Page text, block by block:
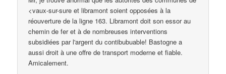
<vaux-sur-sure et libramont soient opposées à la
réouverture de la ligne 163. Libramont doit son essor au
chemin de fer et à de nombreuses interventions
subsidiées par l'argent du contibubuable! Bastogne a
aussi droit à une offre de transport moderne et fiable.
Amicalement.